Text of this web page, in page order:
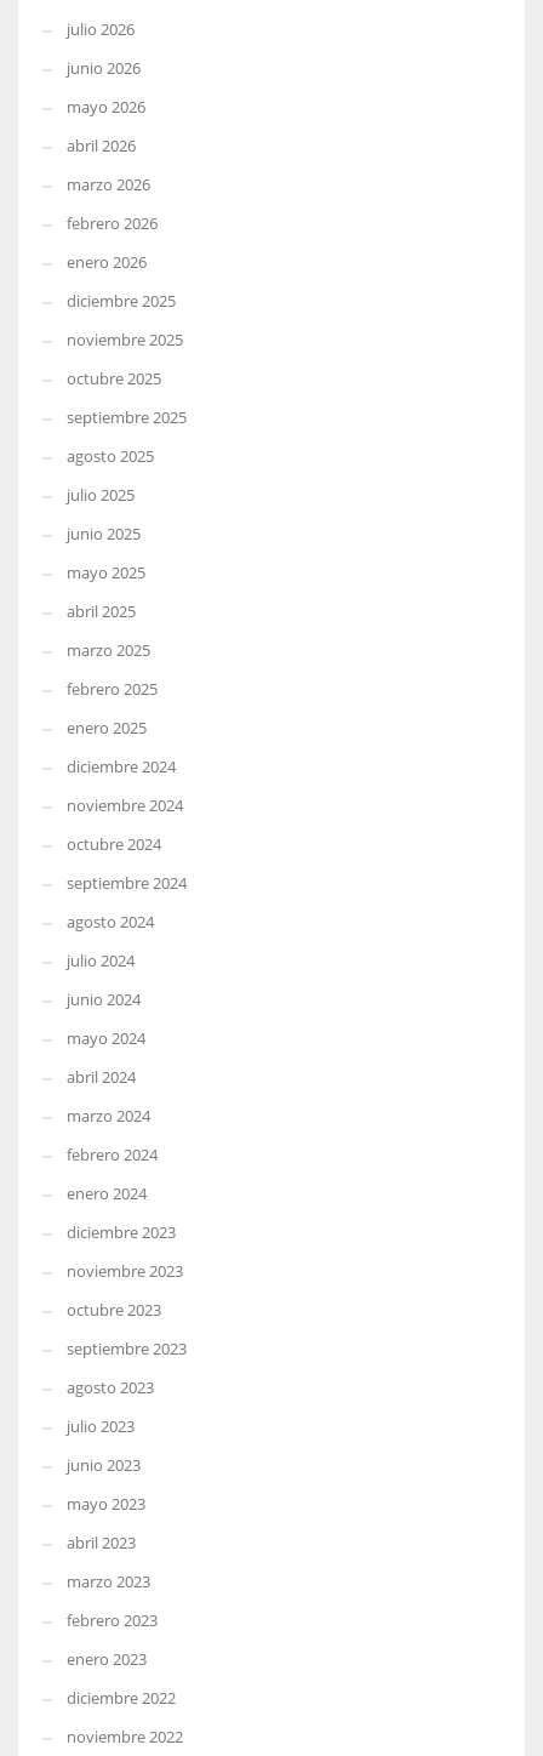
julio 2026
junio 2026
mayo 2026
abril 2026
marzo 2026
febrero 2026
enero 2026
diciembre 2025
noviembre 2025
octubre 2025
septiembre 2025
agosto 2025
julio 2025
junio 2025
mayo 2025
abril 2025
marzo 2025
febrero 2025
enero 2025
diciembre 2024
noviembre 2024
octubre 2024
septiembre 2024
agosto 2024
julio 2024
junio 2024
mayo 2024
abril 2024
marzo 2024
febrero 2024
enero 2024
diciembre 2023
noviembre 2023
octubre 2023
septiembre 2023
agosto 2023
julio 2023
junio 2023
mayo 2023
abril 2023
marzo 2023
febrero 2023
enero 2023
diciembre 2022
noviembre 2022